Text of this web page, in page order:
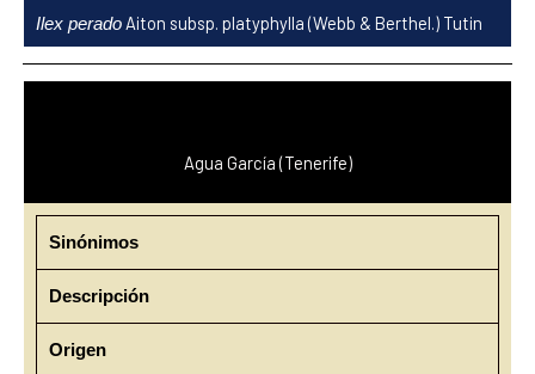
contenido
Ilex perado Aiton subsp. platyphylla (Webb & Berthel.) Tutin
Agua García (Tenerife)
Sinónimos
Descripción
Origen